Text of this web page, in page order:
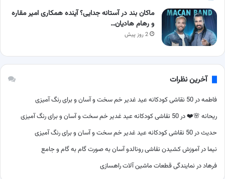
ماکان بند در آستانه جدایی؟ آینده همکاری امیر مقاره
و رهام هادیان…
2 روز پیش
آخرین نظرات
فاطمهدر 50 نقاشی کودکانه عید غدیر خم سخت و آسان و برای رنگ آمیزی
ریحانه 🌸❤️در 50 نقاشی کودکانه عید غدیر خم سخت و آسان و برای رنگ آمیزی
حدیثدر 50 نقاشی کودکانه عید غدیر خم سخت و آسان و برای رنگ آمیزی
نیما درآموزش کشیدن نقاشی رونالدو آسان به صورت گام به گام و جامع
فرهاددر نمایندگی قطعات ماشین آلات راهسازی